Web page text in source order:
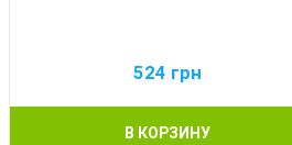
524 грн
В КОРЗИНУ